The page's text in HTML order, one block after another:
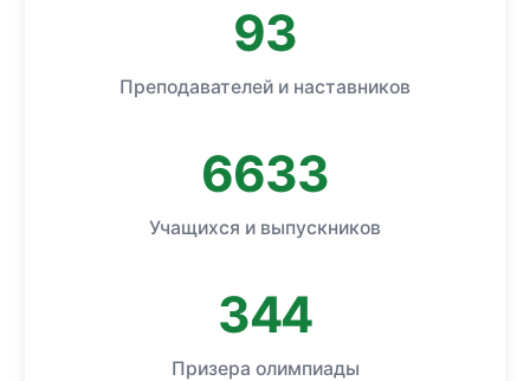
Преподавателей и наставников
93
Учащихся и выпускников
6633
Призера олимпиады
344